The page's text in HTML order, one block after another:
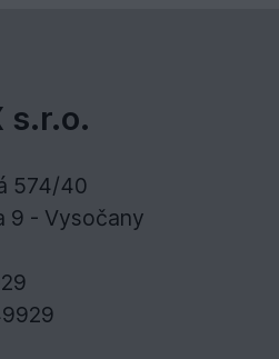
s.r.o.
574/40
9 - Vysočany